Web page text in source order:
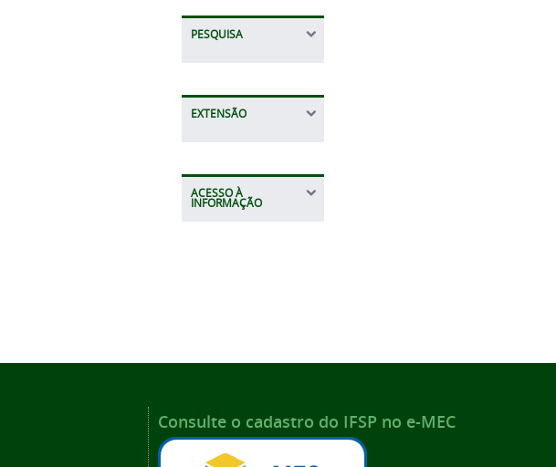
PESQUISA
EXTENSÃO
ACESSO À
INFORMAÇÃO
Consulte o cadastro do IFSP no e-MEC